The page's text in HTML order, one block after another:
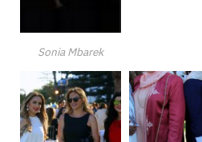
Sonia Mbarek